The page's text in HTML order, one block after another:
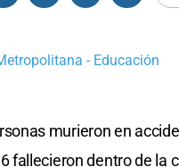
- Educación
murieron en
fallecieron dentro de la